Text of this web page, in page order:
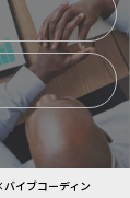
イブコーディン